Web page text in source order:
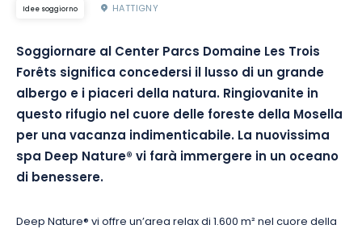
Idee soggiorno HATTIGNY
Soggiornare al Center Parcs Domaine Les Trois
Forêts significa concedersi il lusso di un grande
albergo e i piaceri della natura. Ringiovanite in
questo rifugio nel cuore delle foreste della Mosella
per una vacanza indimenticabile. La nuovissima
spa Deep Nature® vi farà immergere in un oceano
di benessere.
Deep Nature® vi offre un’area relax di 1.600 m² nel cuore della